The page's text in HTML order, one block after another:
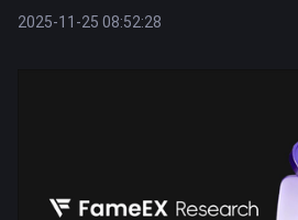
2025-11-25 08:52:28